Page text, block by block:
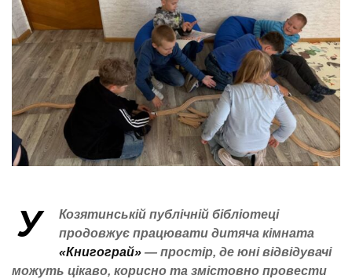
У
Козятинській публічній бібліотеці
продовжує працювати дитяча кімната
«Книгограй» — простір, де юні відвідувачі
можуть цікаво, корисно та змістовно провести